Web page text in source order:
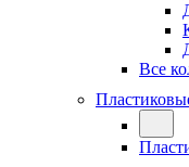
Все